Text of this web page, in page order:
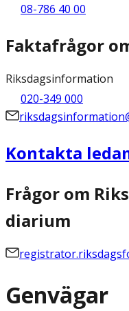
08-786 40 00
Faktafrågor
Riksdagsinformation
020-349 000
Kontakta
Frågor om
diarium
Genvägar